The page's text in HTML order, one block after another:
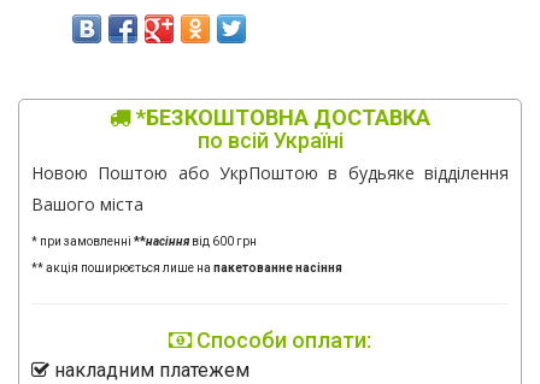
*БЕЗКОШТОВНА ДОСТАВКА
по всій Україні
Новою Поштою або УкрПоштою в будьяке відділення
Вашого міста
* при замовленні **насіннявід 600 грн
** акція поширюється лише на пакетованне насіння
Способи оплати:
накладним платежем